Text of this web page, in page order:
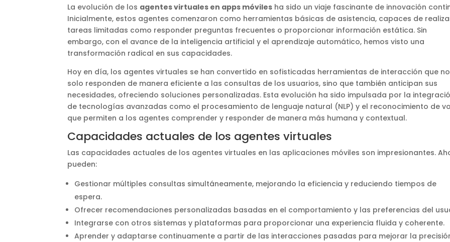
La evolución de los agentes virtuales en apps móviles ha sido un viaje fascinante de innovación
Inicialmente, estos agentes comenzaron como herramientas básicas de asistencia, capaces de
tareas limitadas como responder preguntas frecuentes o proporcionar información estática. Sin
embargo, con el avance de la inteligencia artificial y el aprendizaje automático, hemos visto una
transformación radical en sus capacidades.
Hoy en día, los agentes virtuales se han convertido en sofisticadas herramientas de interacción que no
solo responden de manera eficiente a las consultas de los usuarios, sino que también anticipan sus
necesidades, ofreciendo soluciones personalizadas. Esta evolución ha sido impulsada por la
de tecnologías avanzadas como el procesamiento de lenguaje natural (NLP) y el reconocimiento de
que permiten a los agentes comprender y responder de manera más humana y contextual.
Capacidades actuales de los agentes virtuales
Las capacidades actuales de los agentes virtuales en las aplicaciones móviles son impresionantes.
pueden:
Gestionar múltiples consultas simultáneamente, mejorando la eficiencia y reduciendo tiempos de
espera.
Ofrecer recomendaciones personalizadas basadas en el comportamiento y las preferencias del
Integrarse con otros sistemas y plataformas para proporcionar una experiencia fluida y coherente.
Aprender y adaptarse continuamente a partir de las interacciones pasadas para mejorar la